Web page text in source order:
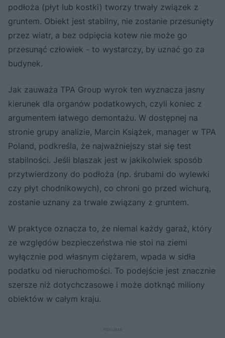
podłoża (płyt lub kostki) tworzy trwały związek z
gruntem. Obiekt jest stabilny, nie zostanie przesunięty
przez wiatr, a bez odpięcia kotew nie może go
przesunąć człowiek - to wystarczy, by uznać go za
budynek.
Jak zauważa TPA Group wyrok ten wyznacza jasny
kierunek dla organów podatkowych, czyli koniec z
argumentem łatwego demontażu. W dostępnej na
stronie grupy analizie, Marcin Książek, manager w TPA
Poland, podkreśla, że najważniejszy stał się test
stabilności. Jeśli blaszak jest w jakikolwiek sposób
przytwierdzony do podłoża (np. śrubami do wylewki
czy płyt chodnikowych), co chroni go przed wichurą,
zostanie uznany za trwale związany z gruntem.
W praktyce oznacza to, że niemal każdy garaż, który
ze względów bezpieczeństwa nie stoi na ziemi
wyłącznie pod własnym ciężarem, wpada w sidła
podatku od nieruchomości. To podejście jest znacznie
szersze niż dotychczasowe i może dotknąć miliony
obiektów w całym kraju.